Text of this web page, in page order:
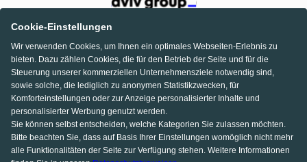
Cookie-Einstellungen
Wir verwenden Cookies, um Ihnen ein optimales Webseiten-Erlebnis zu
bieten. Dazu zählen Cookies, die für den Betrieb der Seite und für die
Steuerung unserer kommerziellen Unternehmensziele notwendig sind,
sowie solche, die lediglich zu anonymen Statistikzwecken, für
Komforteinstellungen oder zur Anzeige personalisierter Inhalte und
personalisierter Werbung genutzt werden.
Sie können selbst entscheiden, welche Kategorien Sie zulassen möchten.
Bitte beachten Sie, dass auf Basis Ihrer Einstellungen womöglich nicht mehr
alle Funktionalitäten der Seite zur Verfügung stehen. Weitere Informationen